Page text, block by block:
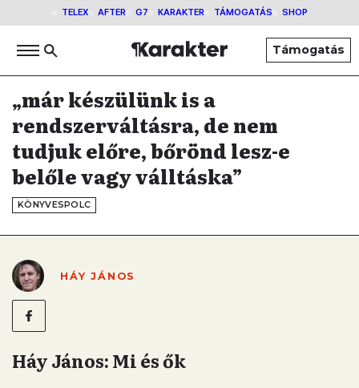
TELEX AFTER G7 KARAKTER TÁMOGATÁS SHOP
Támogatás
„már készülünk is a
rendszerváltásra, de nem
tudjuk előre, bőrönd lesz-e
belőle vagy válltáska”
KÖNYVESPOLC
HÁY JÁNOS
Háy János: Mi és ők